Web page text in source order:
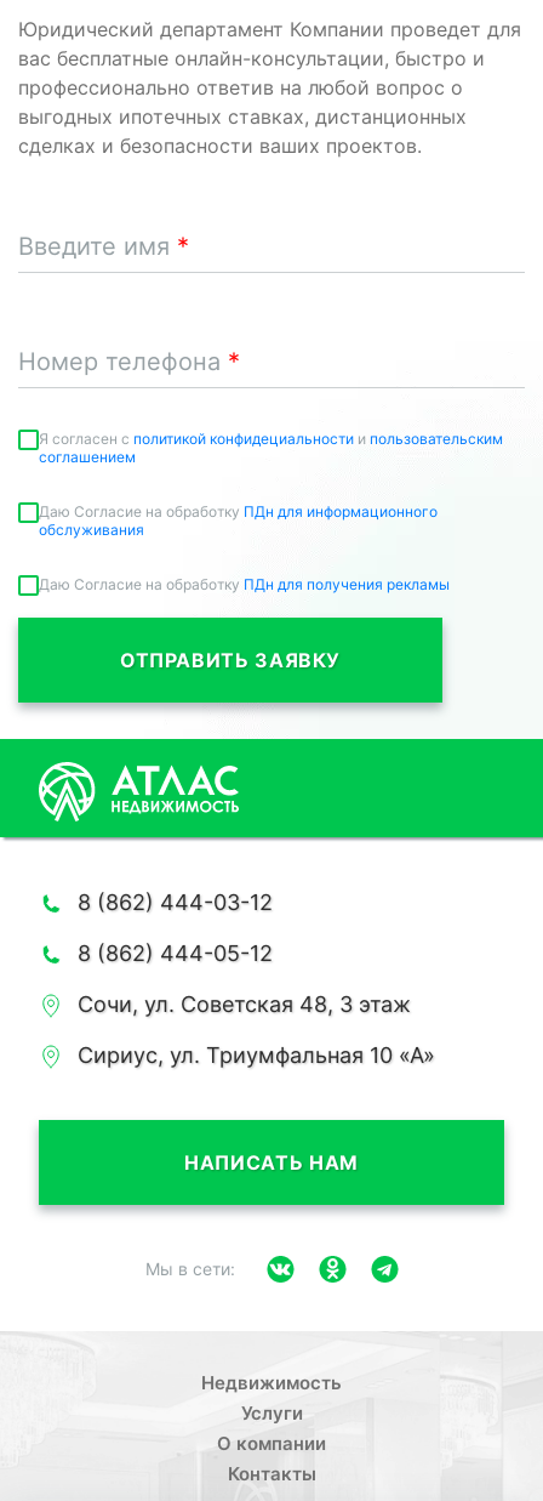
Юридический департамент Компании проведет для
вас бесплатные онлайн-консультации, быстро и
профессионально ответив на любой вопрос о
выгодных ипотечных ставках, дистанционных
сделках и безопасности ваших проектов.
Введите имя
Номер телефона
Я согласен c политикой конфидециальности и пользовательским
соглашением
Даю Согласие на обработку ПДн для информационного
обслуживания
Даю Согласие на обработку ПДн для получения рекламы
ОТПРАВИТЬ ЗАЯВКУ
8 (862) 444-03-12
8 (862) 444-05-12
Сочи, ул. Советская 48, 3 этаж
Сириус, ул. Триумфальная 10 «А»
НАПИСАТЬ НАМ
Мы в сети:
Недвижимость
Услуги
О компании
Контакты